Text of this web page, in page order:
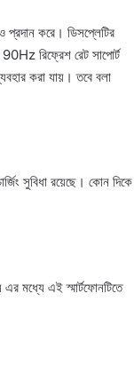
করে। ডিসপ্লেটির
রিফ্রেশ রেট সাপোর্ট
করা যায়। তবে বলা
সুবিধা রয়েছে। কোন দিকে
মধ্যে এই স্মার্টফোনটিতে